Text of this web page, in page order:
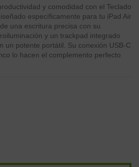
y comodidad con el Teclado
específicamente para tu iPad Air
una escritura precisa con su
y un trackpad integrado
un potente portátil. Su conexión USB-C
lo hacen el complemento perfecto